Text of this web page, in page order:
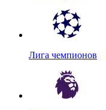
Лига чемпионов